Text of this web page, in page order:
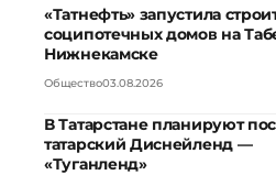
«Татнефть» запустила
соципотечных домов на
Нижнекамске
Общество03.08.2026
В Татарстане планируют
татарский Диснейленд —
«Туганленд»